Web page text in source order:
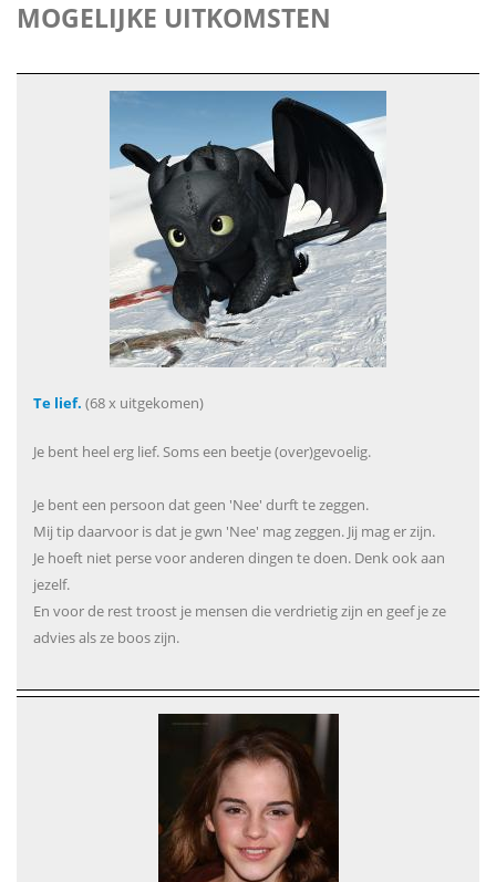
MOGELIJKE UITKOMSTEN
Te lief. (68 x uitgekomen)
Je bent heel erg lief. Soms een beetje (over)gevoelig.
Je bent een persoon dat geen 'Nee' durft te zeggen.
Mij tip daarvoor is dat je gwn 'Nee' mag zeggen. Jij mag er zijn.
Je hoeft niet perse voor anderen dingen te doen. Denk ook aan
jezelf.
En voor de rest troost je mensen die verdrietig zijn en geef je ze
advies als ze boos zijn.